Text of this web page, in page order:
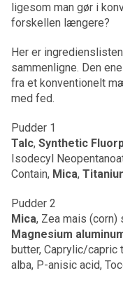
ligesom man gør i
forskellen længere?
Her er
sammenligne. Den
fra et konventionelt
med fed.
Pudder 1
Talc, Synthetic
Isodecyl
Contain, Mica,
Pudder 2
Mica, Zea mais (corn)
Magnesium
butter, Caprylic/capric
alba, P-anisic acid,